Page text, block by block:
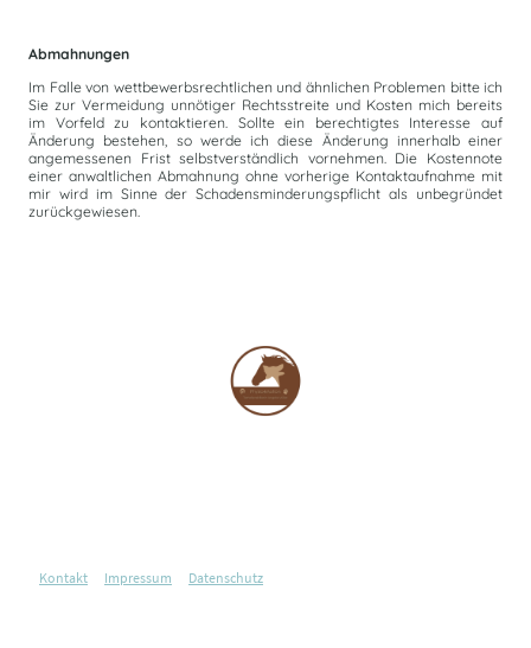
Abmahnungen
Im Falle von wettbewerbsrechtlichen und ähnlichen Problemen bitte ich
Sie zur Vermeidung unnötiger Rechtsstreite und Kosten mich bereits
im Vorfeld zu kontaktieren. Sollte ein berechtigtes Interesse auf
Änderung bestehen, so werde ich diese Änderung innerhalb einer
angemessenen Frist selbstverständlich vornehmen. Die Kostennote
einer anwaltlichen Abmahnung ohne vorherige Kontaktaufnahme mit
mir wird im Sinne der Schadensminderungspflicht als unbegründet
zurückgewiesen.
Kontakt
Impressum Datenschutz